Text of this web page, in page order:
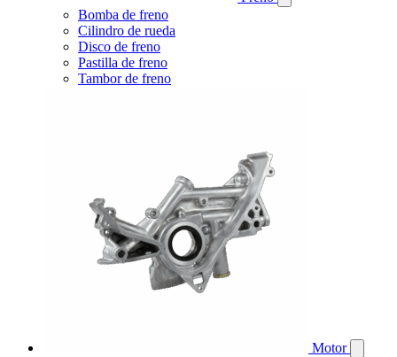
Bomba de freno
Cilindro de rueda
Disco de freno
Pastilla de freno
Tambor de freno
Motor